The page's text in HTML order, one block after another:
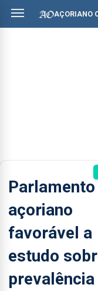
AÇORIANO
Parlamento
açoriano
favorável a
estudo
prevalência